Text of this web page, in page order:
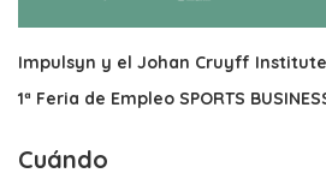
Impulsyn y el Johan Cruyff Institute
1ª Feria de Empleo SPORTS
Cuándo